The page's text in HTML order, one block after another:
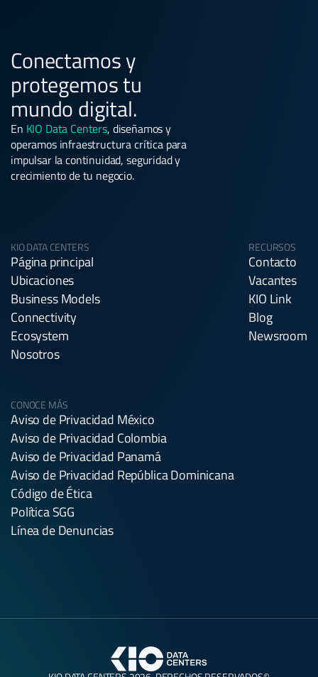
Conectamos y
protegemos tu
mundo digital.
En KIO Data Centers, diseñamos y
operamos infraestructura crítica para
impulsar la continuidad, seguridad y
crecimiento de tu negocio.
KIO DATA CENTERS
Página principal
Ubicaciones
Business Models
Connectivity
Ecosystem
Nosotros
RECURSOS
Contacto
Vacantes
KIO Link
Blog
Newsroom
CONOCE MÁS
Aviso de Privacidad México
Aviso de Privacidad Colombia
Aviso de Privacidad Panamá
Aviso de Privacidad República Dominicana
Código de Ética
Política SGG
Línea de Denuncias